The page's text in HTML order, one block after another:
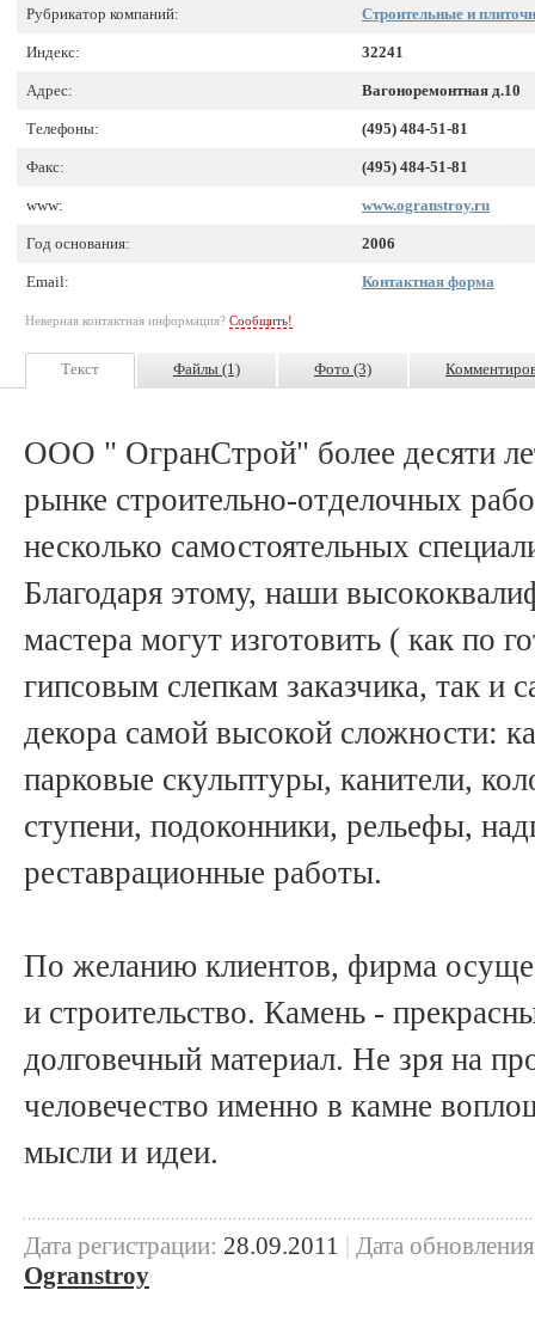
Рубрикатор компаний: Строительные и
Индекс: 32241
Адрес: Вагоноремонтная д.10
Телефоны: (495) 484-51-81
Факс: (495) 484-51-81
www: www.ogranstroy.ru
Год основания: 2006
Email: Контактная форма
Неверная контактная информация? Сообщить!
Текст Файлы (1) Фото (3)
ООО " ОгранСтрой" более десяти
рынке строительно-отделочных
несколько самостоятельных
Благодаря этому, наши
мастера могут изготовить ( как по
гипсовым слепкам заказчика, так и
декора самой высокой сложности:
парковые скульптуры, канители,
ступени, подоконники, рельефы,
реставрационные работы.
По желанию клиентов, фирма
и строительство. Камень -
долговечный материал. Не зря на
человечество именно в камне
мысли и идеи.
Дата регистрации: 28.09.2011 | Дата
Ogranstroy